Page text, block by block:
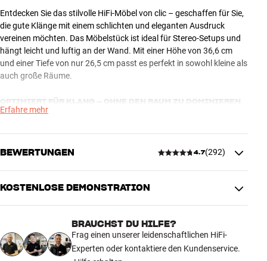
Entdecken Sie das stilvolle HiFi-Möbel von clic – geschaffen für Sie,
die gute Klänge mit einem schlichten und eleganten Ausdruck
vereinen möchten. Das Möbelstück ist ideal für Stereo-Setups und
hängt leicht und luftig an der Wand. Mit einer Höhe von 36,6 cm
und einer Tiefe von nur 26,5 cm passt es perfekt in sowohl kleine als
auch große Räume.
OPTIMIERT FÜR KLANG – OHNE DEN RAUM ZU DOMINIEREN
anderem Lyngdorf und Sonos zusammenzuspielen. Egal, ob Sie
Klang Platz hat – während die Technik diskret hinter den Stofftüren
verborgen bleibt. Die drei Sektionen ermöglichen es Ihnen, Ihre
Ausrüstung zu organisieren, ohne das Aussehen zu
SCHAFFEN SIE EINE EINHEIT MIT TV UND MUSIK
Das minimalistische Design macht es einfach, das Möbelstück mit
Ihrem TV zu kombinieren und eine einheitliche Lösung für Filme und
Erfahre mehr
BEWERTUNGEN 4.7(292)
4.7
292 anzeigen
KOSTENLOSE DEMONSTRATION
BRAUCHST DU HILFE?
Frag einen unserer leidenschaftlichen HiFi-
Experten oder kontaktiere den Kundenservice.